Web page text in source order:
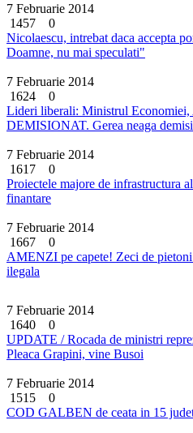
7 Februarie 2014
1457
0
Nicolaescu, intrebat daca accepta
Doamne, nu mai speculati"
7 Februarie 2014
1624
0
Lideri liberali: Ministrul Economiei,
DEMISIONAT. Gerea neaga
7 Februarie 2014
1617
0
Proiectele majore de infrastructura
finantare
7 Februarie 2014
1667
0
AMENZI pe capete! Zeci de
ilegala
7 Februarie 2014
1640
0
UPDATE / Rocada de ministri
Pleaca Grapini, vine Busoi
7 Februarie 2014
1515
0
COD GALBEN de ceata in 15